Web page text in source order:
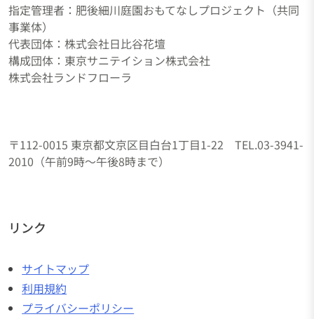
指定管理者：肥後細川庭園おもてなしプロジェクト（共同
事業体）
代表団体：株式会社日比谷花壇
構成団体：東京サニテイション株式会社
株式会社ランドフローラ
〒112-0015 東京都文京区目白台1丁目1-22 TEL.03-3941-
2010（午前9時～午後8時まで）
リンク
サイトマップ
利用規約
プライバシーポリシー